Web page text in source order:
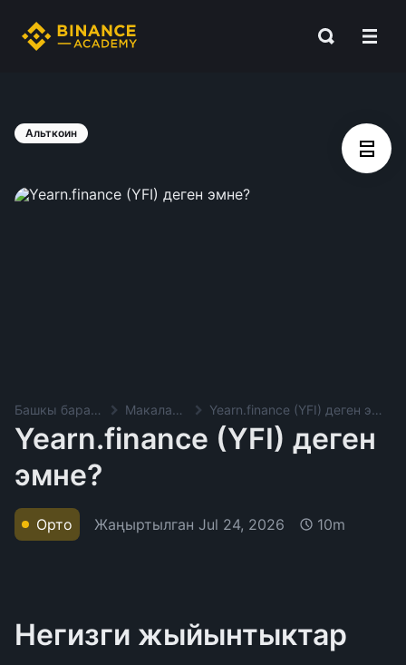
Альткоин
Башкы баракча Макалалар Yearn.finance (YFI) деген эмне?
Yearn.finance (YFI) деген
эмне?
Орто Жаңыртылган Jul 24, 2026 10m
Негизги жыйынтыктар